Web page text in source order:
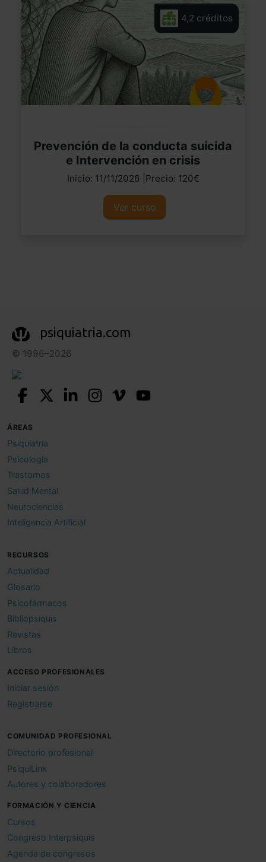
4,2 créditos
Prevención de la conducta suicida
e Intervención en crisis
Inicio: 11/11/2026 |Precio: 120€
Ver curso
psiquiatria.com
© 1996–2026
ÁREAS
Psiquiatría
Psicología
Trastornos
Salud Mental
Neurociencias
Inteligencia Artificial
RECURSOS
Actualidad
Glosario
Psicofármacos
Bibliopsiquis
Revistas
Libros
ACCESO PROFESIONALES
Iniciar sesión
Registrarse
COMUNIDAD PROFESIONAL
Directorio profesional
PsiquiLink
Autores y colaboradores
FORMACIÓN Y CIENCIA
Cursos
Congreso Interpsiquis
Agenda de congresos